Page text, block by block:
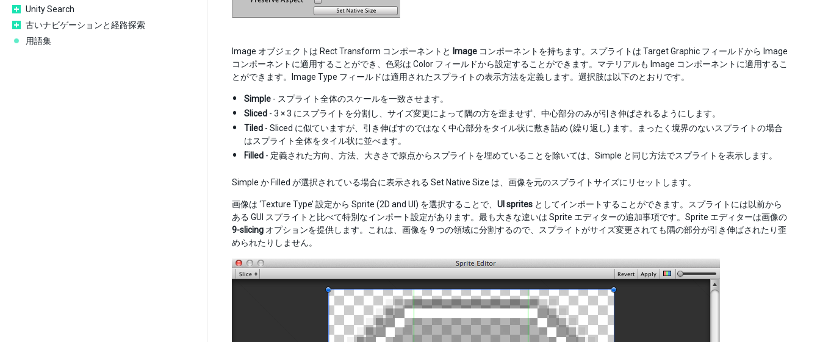
Unity Search
古いナビゲーションと経路探索
用語集
Image オブジェクトは Rect Transform コンポーネントと Image コンポーネントを持ちます。スプライトは Target Graphic フィールドから Image
コンポーネントに適用することができ、色彩は Color フィールドから設定することができます。マテリアルも Image コンポーネントに適用するこ
とができます。Image Type フィールドは適用されたスプライトの表示方法を定義します。選択肢は以下のとおりです。
Simple - スプライト全体のスケールを一致させます。
Sliced - 3 × 3 にスプライトを分割し、サイズ変更によって隅の方を歪ませず、中心部分のみが引き伸ばされるようにします。
Tiled - Sliced に似ていますが、引き伸ばすのではなく中心部分をタイル状に敷き詰め (繰り返し) ます。まったく境界のないスプライトの場合
はスプライト全体をタイル状に並べます。
Filled - 定義された方向、方法、大きさで原点からスプライトを埋めていることを除いては、Simple と同じ方法でスプライトを表示します。
Simple か Filled が選択されている場合に表示される Set Native Size は、画像を元のスプライトサイズにリセットします。
画像は ‘Texture Type’ 設定から Sprite (2D and UI) を選択することで、 UI sprites としてインポートすることができます。スプライトには以前から
ある GUI スプライトと比べて特別なインポート設定があります。最も大きな違いは Sprite エディターの追加事項です。Sprite エディターは画像の
9-slicing オプションを提供します。これは、画像を 9 つの領域に分割するので、スプライトがサイズ変更されても隅の部分が引き伸ばされたり歪
められたりしません。